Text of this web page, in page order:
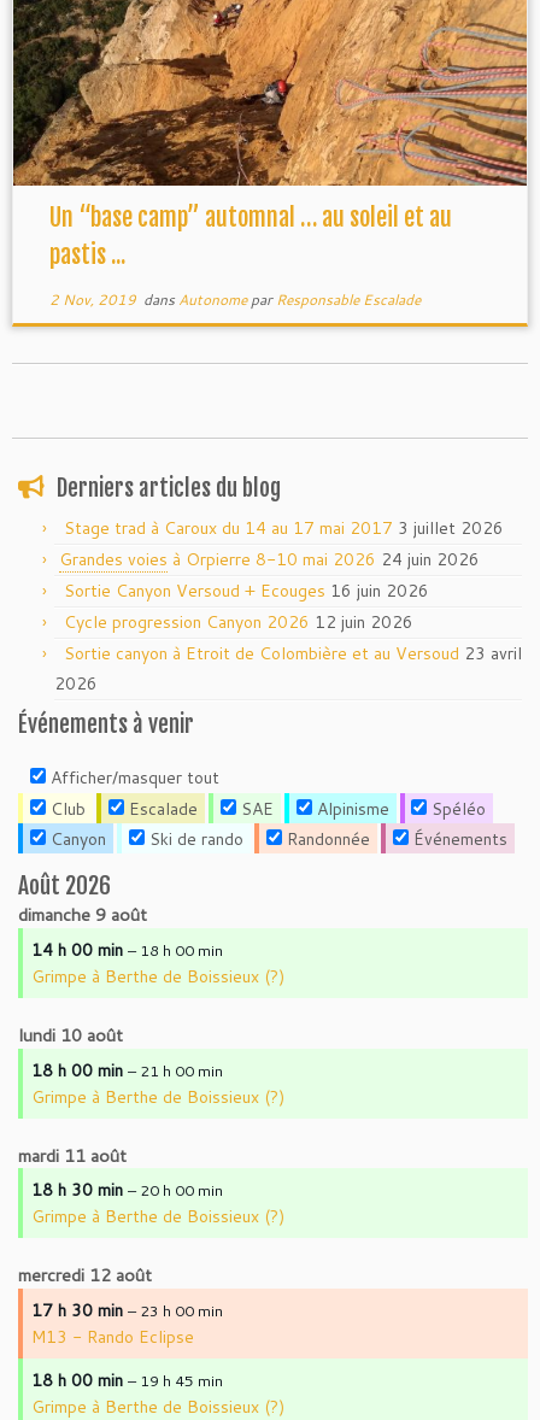
Grande Voie
Grande Voie,
Un “base camp” automnal … au soleil et au
pastis ...
2 Nov, 2019dans AutonomeparResponsable Escalade
Derniers articles du blog
Stage trad à Caroux du 14 au 17 mai 2017 3 juillet 2026
Grandes voies à Orpierre 8-10 mai 2026 24 juin 2026
Sortie Canyon Versoud + Ecouges 16 juin 2026
Cycle progression Canyon 2026 12 juin 2026
Sortie canyon à Etroit de Colombière et au Versoud 23 avril
2026
Événements à venir
Afficher/masquer tout
Club
Escalade SAE Alpinisme
Spéléo
Canyon
Ski de rando Randonnée Événements
Août 2026
dimanche 9 août
14 h 00 min – 18 h 00 min
Grimpe à Berthe de Boissieux (?)
lundi 10 août
18 h 00 min – 21 h 00 min
Grimpe à Berthe de Boissieux (?)
mardi 11 août
18 h 30 min – 20 h 00 min
Grimpe à Berthe de Boissieux (?)
mercredi 12 août
17 h 30 min – 23 h 00 min
M13 - Rando Eclipse
18 h 00 min – 19 h 45 min
Grimpe à Berthe de Boissieux (?)